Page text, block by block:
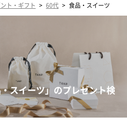
ト・ギフト > 60代 > 食品・スイーツ
スイーツ」のプレゼント検